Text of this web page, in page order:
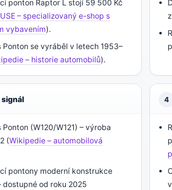
ponton Raptor L stojí 59 500 Kč
– specializovaný e-shop s
vybavením).
Ponton se vyráběl v letech 1953–
– historie automobilů).
signál
(W120/W121) – výroba
(Wikipedie – automobilová
pontony moderní konstrukce
dostupné od roku 2025
4